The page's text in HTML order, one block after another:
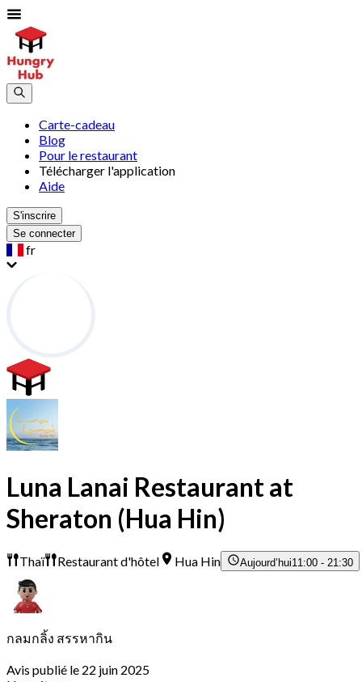
Carte-cadeau
Blog
Pour le restaurant
Télécharger l'application
Aide
S'inscrire
Se connecter
fr
Luna Lanai Restaurant at
Sheraton (Hua Hin)
Thaï Restaurant d'hôtel Hua Hin Aujourd’hui11:00 - 21:30
กลมกลิ้ง สรรหากิน
Avis publié le 22 juin 2025